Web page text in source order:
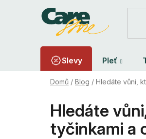
Slevy Pleť
Domů / Blog / Hledáte vůni,
Hledáte
tyčinkami a